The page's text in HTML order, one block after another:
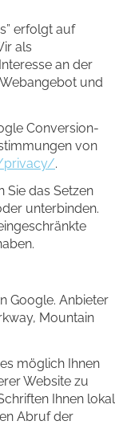
erfolgt auf
als
an der
und
Conversion-
von
privacy/.
Sie das Setzen
unterbinden.
Google. Anbieter
Mountain
möglich Ihnen
Website zu
Ihnen lokal
Abruf der